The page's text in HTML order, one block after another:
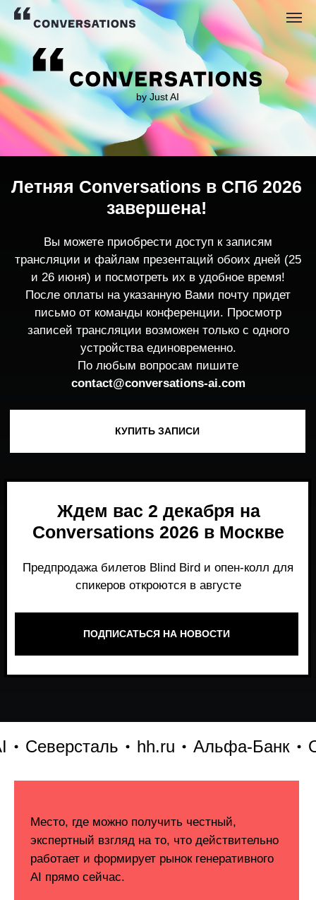
by Just AI
трансляции и файлам презентаций обоих дней (25
После оплаты на указанную Вами почту придет
записей трансляции возможен только с одного
устройства единовременно.
По любым вопросам пишите
contact@conversations-ai.co m
Летняя Conversations в СПб 2026
завершена!
Ждем вас 2 декабря на
Conversations 2026 в Москве
ПОДПИСАТЬСЯ НА НОВОСТИ
hh.ru Альфа-Банк
Место, где можно получить честный,
работает и формирует рынок генеративного